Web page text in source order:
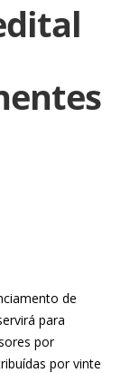
de
para
por
por vinte